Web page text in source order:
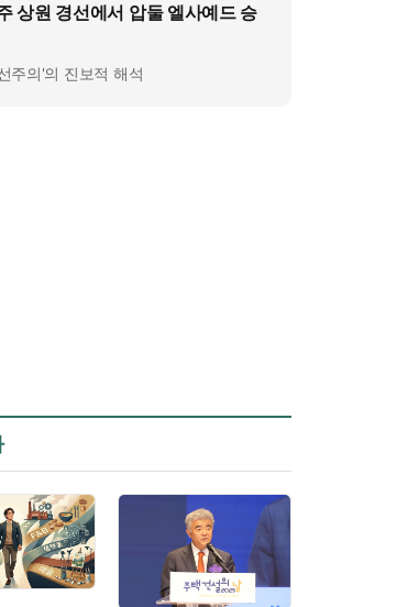
상원 경선에서 압둘 엘사예드 승
주의'의 진보적 해석